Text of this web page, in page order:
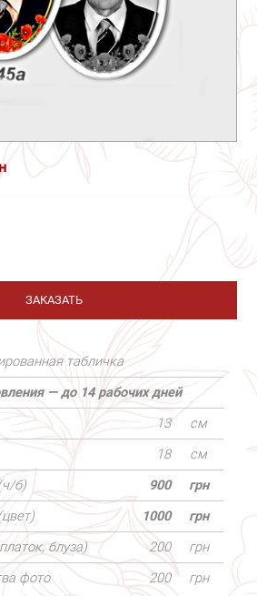
ЗАКАЗАТЬ
табличка
— до 14 рабочих дней
13
см
18
см
б) 900
грн
1000
грн
блуза)
200
грн
фото
200 грн